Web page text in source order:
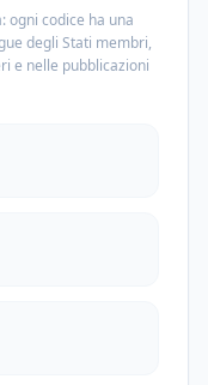
ogni codice ha una
degli Stati membri,
e nelle pubblicazioni